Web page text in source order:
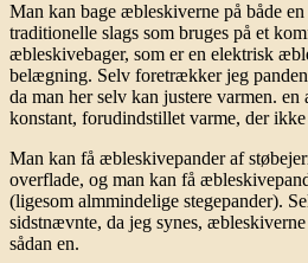
Man kan bage æbleskiverne på både
traditionelle slags som bruges på et
æbleskivebager, som er en elektrisk
belægning. Selv foretrækker jeg
da man her selv kan justere varmen.
konstant, forudindstillet varme, der
Man kan få æbleskivepander af
overflade, og man kan få
(ligesom almmindelige stegepander).
sidstnævnte, da jeg synes,
sådan en.